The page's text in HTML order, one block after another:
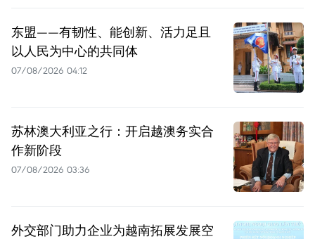
东盟——有韧性、能创新、活力足且
以人民为中心的共同体
07/08/2026 04:12
苏林澳大利亚之行：开启越澳务实合
作新阶段
07/08/2026 03:36
外交部门助力企业为越南拓展发展空